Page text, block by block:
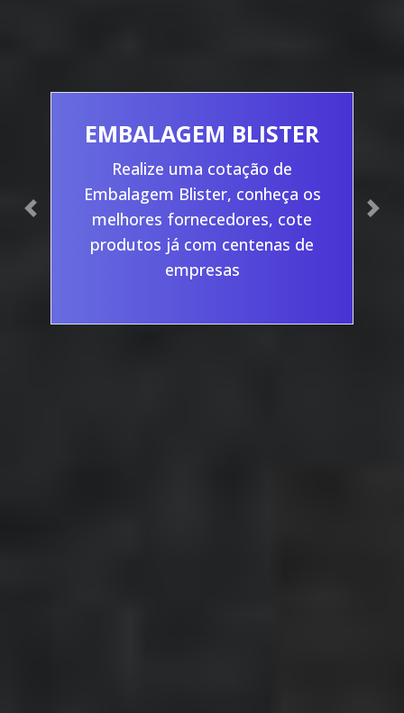
EMBALAGEM BLISTER
Realize uma cotação de
Embalagem Blister, conheça os
melhores fornecedores, cote
produtos já com centenas de
empresas
Previous Next